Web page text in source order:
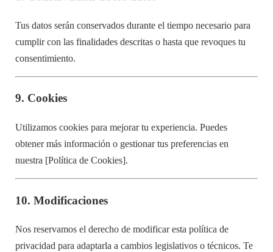
Tus datos serán conservados durante el tiempo necesario para
cumplir con las finalidades descritas o hasta que revoques tu
consentimiento.
9. Cookies
Utilizamos cookies para mejorar tu experiencia. Puedes
obtener más información o gestionar tus preferencias en
nuestra [Política de Cookies].
10. Modificaciones
Nos reservamos el derecho de modificar esta política de
privacidad para adaptarla a cambios legislativos o técnicos. Te